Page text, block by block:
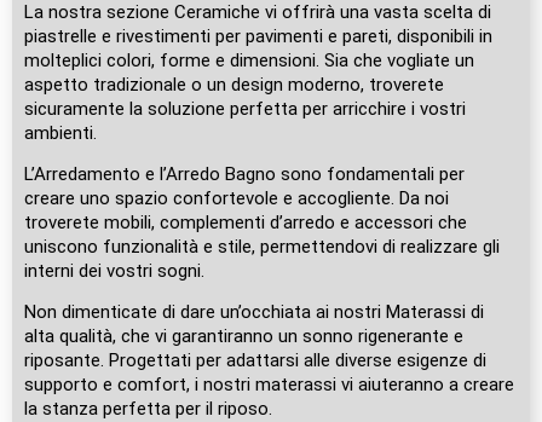
La nostra sezione Ceramiche vi offrirà una vasta scelta di
piastrelle e rivestimenti per pavimenti e pareti, disponibili in
molteplici colori, forme e dimensioni. Sia che vogliate un
aspetto tradizionale o un design moderno, troverete
sicuramente la soluzione perfetta per arricchire i vostri
ambienti.
L’Arredamento e l’Arredo Bagno sono fondamentali per
creare uno spazio confortevole e accogliente. Da noi
troverete mobili, complementi d’arredo e accessori che
uniscono funzionalità e stile, permettendovi di realizzare gli
interni dei vostri sogni.
Non dimenticate di dare un’occhiata ai nostri Materassi di
alta qualità, che vi garantiranno un sonno rigenerante e
riposante. Progettati per adattarsi alle diverse esigenze di
supporto e comfort, i nostri materassi vi aiuteranno a creare
la stanza perfetta per il riposo.